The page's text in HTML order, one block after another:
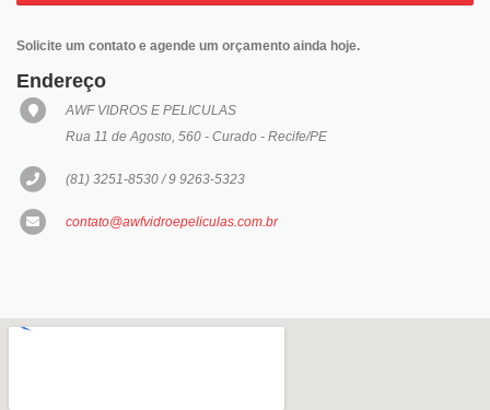
Solicite um contato e agende um orçamento ainda hoje.
Endereço
AWF VIDROS E PELICULAS
Rua 11 de Agosto, 560 - Curado - Recife/PE
(81) 3251-8530 / 9 9263-5323
contato@awfvidroepeliculas.com.br